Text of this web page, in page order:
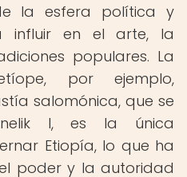
la esfera política y
influir en el arte, la
populares. La
por ejemplo,
salomónica, que se
I, es la única
Etiopía, lo que ha
poder y la autoridad